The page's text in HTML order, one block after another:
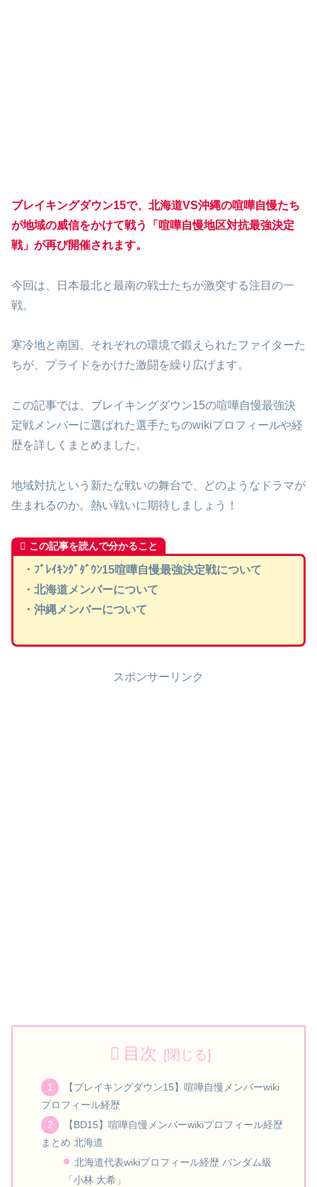
ブレイキングダウン15で、北海道VS沖縄の喧嘩自慢たち
が地域の威信をかけて戦う「喧嘩自慢地区対抗最強決定
戦」が再び開催されます。
今回は、日本最北と最南の戦士たちが激突する注目の一
戦。
寒冷地と南国、それぞれの環境で鍛えられたファイターた
ちが、プライドをかけた激闘を繰り広げます。
この記事では、ブレイキングダウン15の喧嘩自慢最強決
定戦メンバーに選ばれた選手たちのwikiプロフィールや経
歴を詳しくまとめました。
地域対抗という新たな戦いの舞台で、どのようなドラマが
生まれるのか。熱い戦いに期待しましょう！
この記事を読んで分かること
・ﾌﾞﾚｲｷﾝｸﾞﾀﾞｳﾝ15喧嘩自慢最強決定戦について
・北海道メンバーについて
・沖縄メンバーについて
スポンサーリンク
目次
【ブレイキングダウン15】喧嘩自慢メンバーwiki
プロフィール経歴
【BD15】喧嘩自慢メンバーwikiプロフィール経歴
まとめ 北海道
北海道代表wikiプロフィール経歴 バンダム級
「小林 大希」